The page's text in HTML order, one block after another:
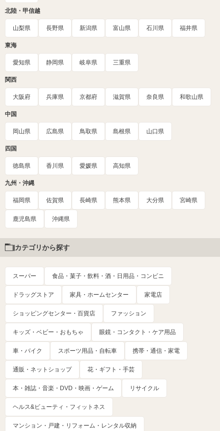
北陸・甲信越
山梨県 長野県 新潟県 富山県 石川県 福井県
東海
愛知県 静岡県 岐阜県 三重県
関西
大阪府 兵庫県 京都府 滋賀県 奈良県 和歌山県
中国
岡山県 広島県 鳥取県 島根県 山口県
四国
徳島県 香川県 愛媛県 高知県
九州・沖縄
福岡県 佐賀県 長崎県 熊本県 大分県 宮崎県
鹿児島県 沖縄県
カテゴリから探す
スーパー 食品・菓子・飲料・酒・日用品・コンビニ
ドラッグストア 家具・ホームセンター 家電店
ショッピングセンター・百貨店 ファッション
キッズ・ベビー・おもちゃ 眼鏡・コンタクト・ケア用品
車・バイク スポーツ用品・自転車 携帯・通信・家電
通販・ネットショップ 花・ギフト・手芸
本・雑誌・音楽・DVD・映画・ゲーム リサイクル
ヘルス&ビューティ・フィットネス
マンション・戸建・リフォーム・レンタル収納